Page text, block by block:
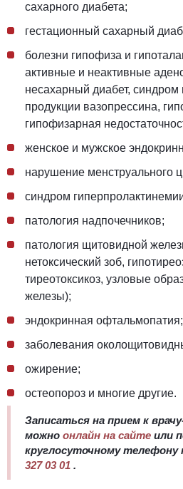
сахарного диабета;
гестационный сахарный
болезни гипофиза и
активные и неактивные
несахарный диабет, синдром
продукции вазопрессина,
гипофизарная
женское и мужское
нарушение менструального
синдром
патология надпочечников;
патология щитовидной
нетоксический зоб,
тиреотоксикоз, узловые
железы);
эндокринная офтальмопатия;
заболевания
ожирение;
остеопороз и многие другие.
Записаться на прием к
можно онлайн на сайте или
круглосуточному телефону
327 03 01 .